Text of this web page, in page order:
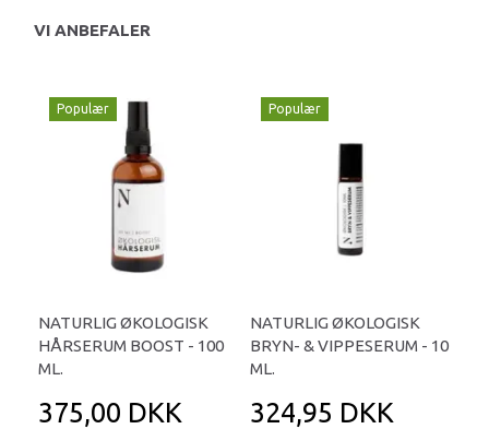
VI ANBEFALER
Populær
NATURLIG ØKOLOGISK
HÅRSERUM BOOST - 100
ML.
375,00 DKK
Populær
NATURLIG ØKOLOGISK
BRYN- & VIPPESERUM - 10
ML.
324,95 DKK